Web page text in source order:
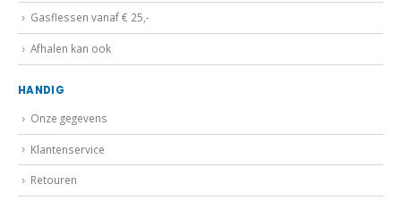
Afhalen kan ook
HANDIG
Onze gegevens
Klantenservice
Retouren
Algemene voorwaarden